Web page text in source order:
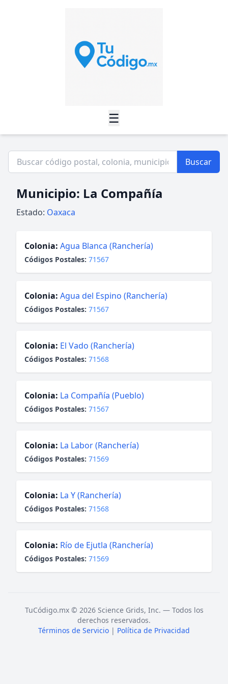
☰
Buscar
Municipio: La Compañía
Estado: Oaxaca
Colonia: Agua Blanca (Ranchería)
Códigos Postales: 71567
Colonia: Agua del Espino (Ranchería)
Códigos Postales: 71567
Colonia: El Vado (Ranchería)
Códigos Postales: 71568
Colonia: La Compañía (Pueblo)
Códigos Postales: 71567
Colonia: La Labor (Ranchería)
Códigos Postales: 71569
Colonia: La Y (Ranchería)
Códigos Postales: 71568
Colonia: Río de Ejutla (Ranchería)
Códigos Postales: 71569
TuCódigo.mx © 2026 Science Grids, Inc. — Todos los
derechos reservados.
Términos de Servicio | Política de Privacidad